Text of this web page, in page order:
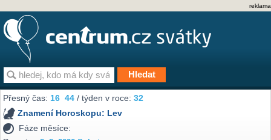
reklama
Přesný čas:16 44 / týden v roce:32
Znamení Horoskopu: Lev
Fáze měsíce: